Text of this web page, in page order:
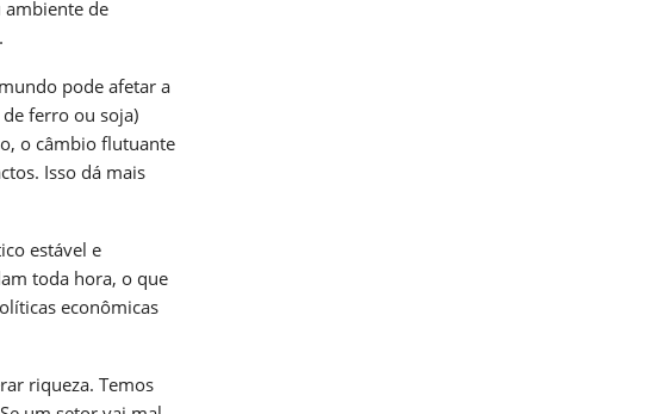
ambiente de
pode afetar a
ferro ou soja)
o câmbio flutuante
Isso dá mais
estável e
toda hora, o que
econômicas
riqueza. Temos